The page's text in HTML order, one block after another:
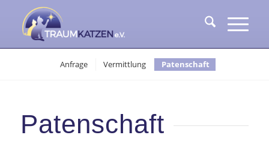
Anfrage Vermittlung Patenschaft
Patenschaft